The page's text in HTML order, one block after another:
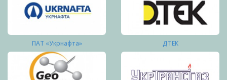
ПАТ «Укрнафта» ДТЕК